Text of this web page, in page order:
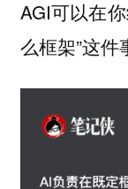
AGI可以在
么框架”这件